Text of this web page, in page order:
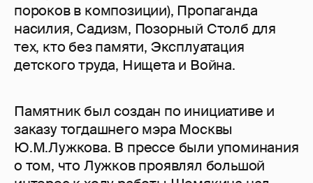
пороков в композиции), Пропаганда
насилия, Садизм, Позорный Столб для
тех, кто без памяти, Эксплуатация
детского труда, Нищета и Война.
Памятник был создан по инициативе и
заказу тогдашнего мэра Москвы
Ю.М.Лужкова. В прессе были упоминания
о том, что Лужков проявлял большой